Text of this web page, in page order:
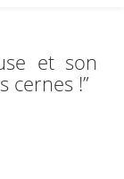
et son
cernes !”